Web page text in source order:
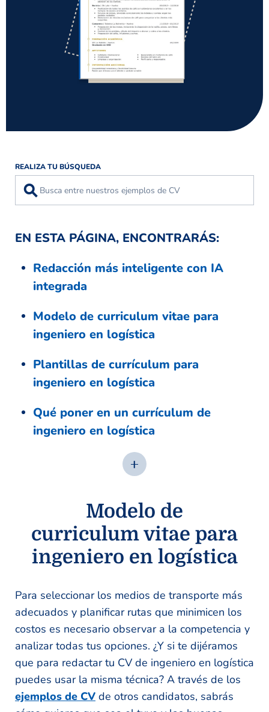
REALIZA TU BÚSQUEDA
⚲
EN ESTA PÁGINA, ENCONTRARÁS:
Redacción más inteligente con IA
integrada
Modelo de curriculum vitae para
ingeniero en logística
Plantillas de currículum para
ingeniero en logística
Qué poner en un currículum de
ingeniero en logística
Modelo de
curriculum vitae para
ingeniero en logística
Para seleccionar los medios de transporte más
adecuados y planificar rutas que minimicen los
costos es necesario observar a la competencia y
analizar todas tus opciones. ¿Y si te dijéramos
que para redactar tu CV de ingeniero en logística
puedes usar la misma técnica? A través de los
ejemplos de CV de otros candidatos, sabrás